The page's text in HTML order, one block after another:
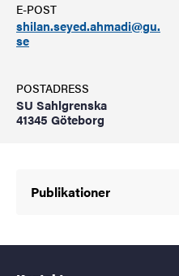
E-POST
shilan.seyed.ahmadi@gu.
se
POSTADRESS
SU Sahlgrenska
41345 Göteborg
Publikationer